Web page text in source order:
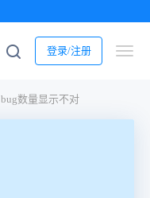
登录/注册
bug数量显示不对